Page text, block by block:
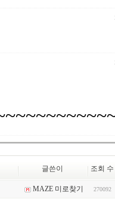
글쓴이 조회 수
MAZE 미로찾기 270092